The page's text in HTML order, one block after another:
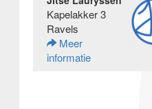
Kapelakker 3
Ravels
Meer
informatie